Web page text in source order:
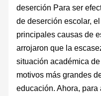
deserción Para ser
de deserción escolar,
principales causas de
arrojaron que la
situación académica
motivos más grandes
educación. Ahora, para